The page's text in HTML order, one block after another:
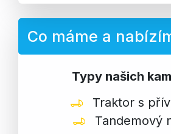
Co máme a
Typy našich
Traktor s
Tandemový